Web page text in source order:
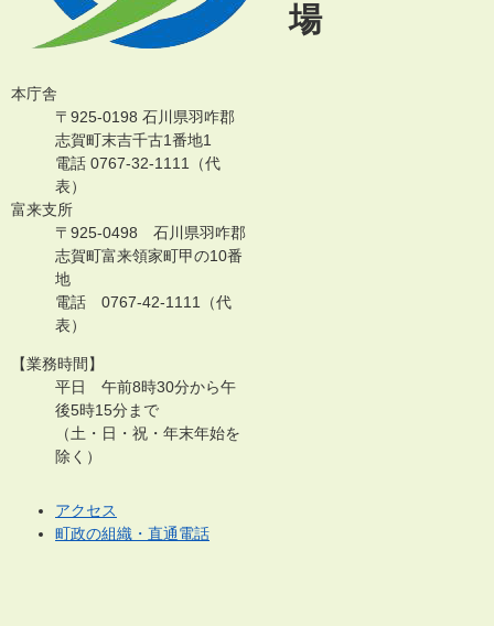
場
本庁舎
〒925-0198 石川県羽咋郡
志賀町末吉千古1番地1
電話 0767-32-1111（代
表）
富来支所
〒925-0498 石川県羽咋郡
志賀町富来領家町甲の10番
地
電話 0767-42-1111（代
表）
【業務時間】
平日 午前8時30分から午
後5時15分まで
（土・日・祝・年末年始を
除く）
アクセス
町政の組織・直通電話